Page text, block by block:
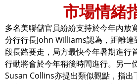
市場情緒
多名美聯儲官員紛紛支持於今年內放
分行行長John Williams認為，距離達
段長路要走，局方最快今年暑期進行
行動將會於今年稍後時間進行。另一
Susan Collins亦提出類似觀點，指出